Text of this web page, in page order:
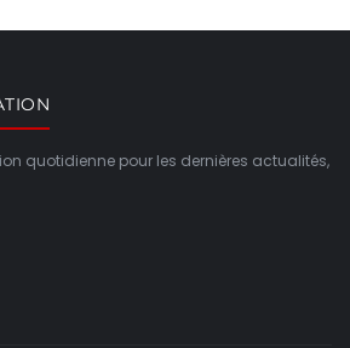
quotidienne pour les dernières actualités,